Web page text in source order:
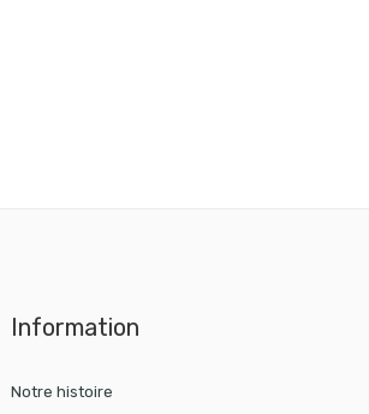
Information
Notre histoire